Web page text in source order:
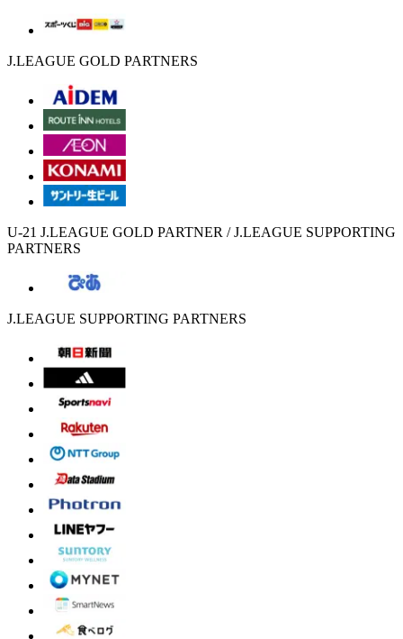
J.LEAGUE GOLD PARTNERS
U-21 J.LEAGUE GOLD PARTNER / J.LEAGUE SUPPORTING
PARTNERS
J.LEAGUE SUPPORTING PARTNERS